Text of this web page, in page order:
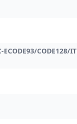
ECODE93/CODE128/